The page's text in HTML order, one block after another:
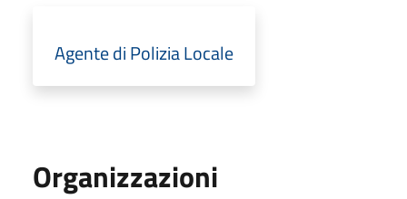
Agente di Polizia Locale
Organizzazioni